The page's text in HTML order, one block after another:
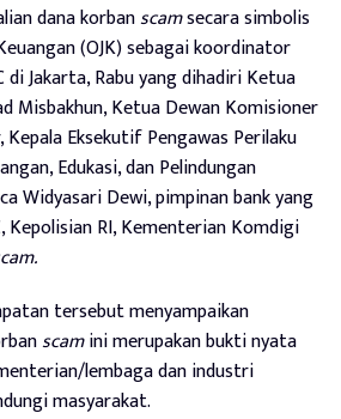
dana korbanscamsecara simbolis
(OJK) sebagai koordinator
di Jakarta, Rabu yang dihadiri Ketua
Misbakhun, Ketua Dewan Komisioner
Kepala Eksekutif Pengawas Perilaku
Edukasi, dan Pelindungan
Widyasari Dewi, pimpinan bank yang
Kepolisian RI, Kementerian Komdigi
tersebut menyampaikan
scamini merupakan bukti nyata
lembaga dan industri
masyarakat.